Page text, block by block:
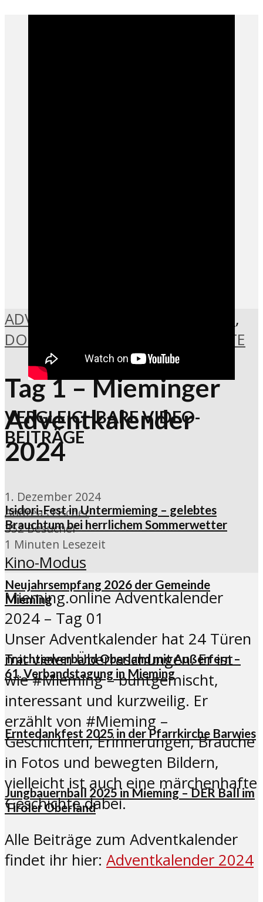
VERGLEICHBARE VIDEO-
BEITRÄGE
Isidori-Fest in Untermieming – gelebtes
Brauchtum bei herrlichem Sommerwetter
Neujahrsempfang 2026 der Gemeinde
Mieming
Trachtenverband Oberland mit Außerfern –
61. Verbandstagung in Mieming
Erntedankfest 2025 in der Pfarrkirche Barwies
Jungbauernball 2025 in Mieming – DER Ball im
Tiroler Oberland
ADVENTKALENDER
,
DORFGEMEINSCHAFT
STARTSEITE
Tag 1 – Mieminger
Adventkalender
2024
1. Dezember 2024
Andreas Fischer
352 Besucher
1 Minuten Lesezeit
Kino-Modus
Mieming.online Adventkalender
2024 – Tag 01
Unser Adventkalender hat 24 Türen
mit vielen Überraschungen. Er ist
wie #Mieming – buntgemischt,
interessant und kurzweilig. Er
erzählt von #Mieming –
Geschichten, Erinnerungen, Bräuche
in Fotos und bewegten Bildern,
vielleicht ist auch eine märchenhafte
Geschichte dabei.
Alle Beiträge zum Adventkalender
findet ihr hier: Adventkalender 2024